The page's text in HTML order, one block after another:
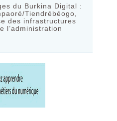
du Burkina Digital :
Tiendrébéogo,
des infrastructures
l’administration